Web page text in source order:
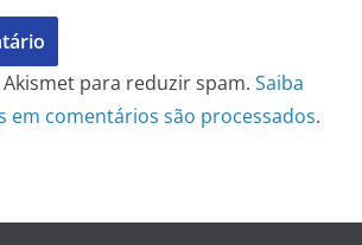
para reduzir spam. Saiba
em comentários são processados.